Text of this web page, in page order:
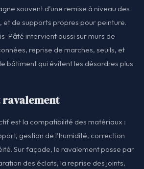
souvent d’une remise à niveau des
et de supports propres pour peinture.
Pâté intervient aussi sur murs de
reprise de marches, seuils, et
bâtiment qui évitent les désordres plus
ravalement
est la compatibilité des matériaux :
gestion de l’humidité, correction
Sur façade, le ravalement passe par
des éclats, la reprise des joints,